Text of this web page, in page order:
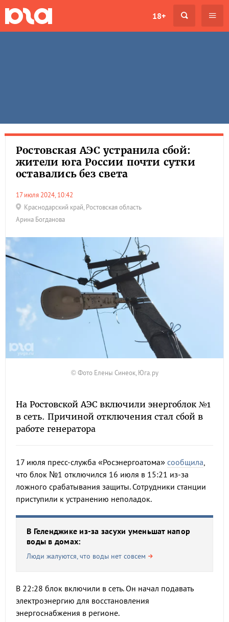
18+
Ростовская АЭС устранила сбой:
жители юга России почти сутки
оставались без света
17 июля 2024, 10:42
Краснодарский край, Ростовская область
Арина Богданова
© Фото Елены Синеок, Юга.ру
На Ростовской АЭС включили энергоблок №1
в сеть. Причиной отключения стал сбой в
работе генератора
17 июля пресс-служба «Росэнергоатома» сообщила,
что блок №1 отключился 16 июля в 15:21 из-за
ложного срабатывания защиты. Сотрудники станции
приступили к устранению неполадок.
В Геленджике из-за засухи уменьшат напор
воды в домах:
Люди жалуются, что воды нет совсем
В 22:28 блок включили в сеть. Он начал подавать
электроэнергию для восстановления
энергоснабжения в регионе.